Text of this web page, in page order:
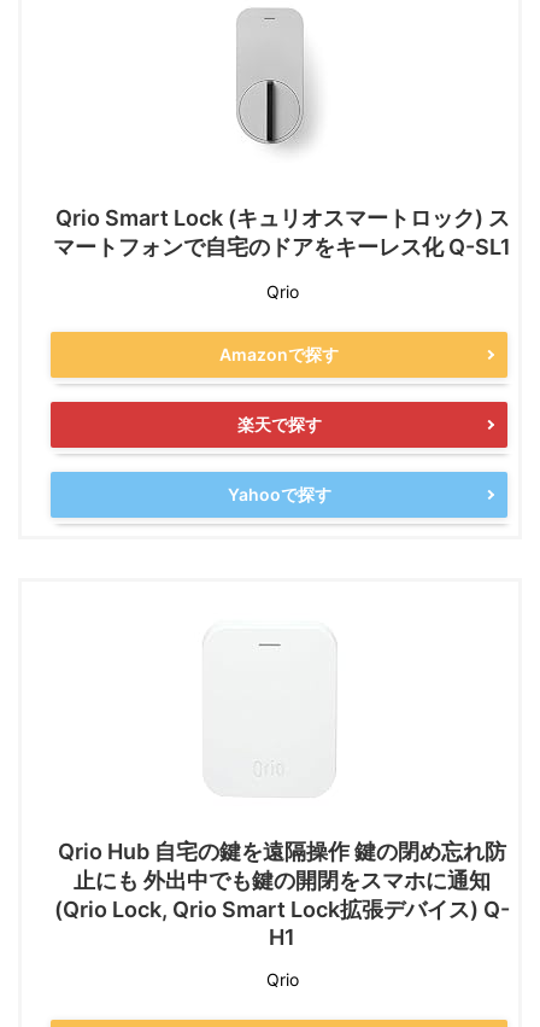
Qrio Smart Lock (キュリオスマートロック) ス
マートフォンで自宅のドアをキーレス化 Q-SL1
Qrio
Amazonで探す
楽天で探す
Yahooで探す
Qrio Hub 自宅の鍵を遠隔操作 鍵の閉め忘れ防
止にも 外出中でも鍵の開閉をスマホに通知
(Qrio Lock, Qrio Smart Lock拡張デバイス) Q-
H1
Qrio